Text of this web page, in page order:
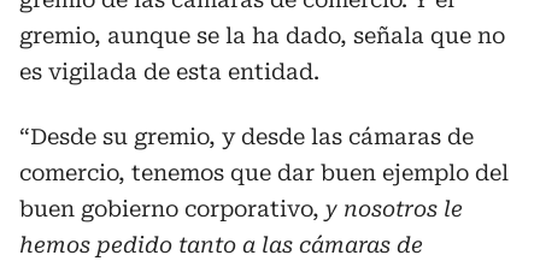
gremio, aunque se la ha dado, señala que no
es vigilada de esta entidad.
“Desde su gremio, y desde las cámaras de
comercio, tenemos que dar buen ejemplo del
buen gobierno corporativo, y nosotros le
hemos pedido tanto a las cámaras de